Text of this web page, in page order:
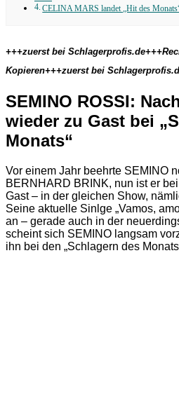
CELINA MARS landet „Hit des
+++zuerst bei
Kopieren+++zuerst bei
SEMINO ROSSI:
wieder zu Gast bei
Monats“
Vor einem Jahr beehrte SEMINO
BERNHARD BRINK, nun ist er bei
Gast – in der gleichen Show,
Seine aktuelle Sinlge „Vamos,
an – gerade auch in der
scheint sich SEMINO langsam
ihn bei den „Schlagern des